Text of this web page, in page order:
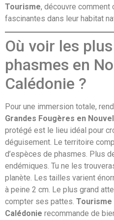
Tourisme, découvre comment
fascinantes dans leur habitat
Où voir les
phasmes en
Calédonie ?
Pour une immersion totale,
Grandes Fougères en
protégé est le lieu idéal pour
déguisement. Le territoire
d’espèces de phasmes. Plus
endémiques. Tu ne les
planète. Les tailles varient
à peine 2 cm. Le plus grand
compter ses pattes. Tourisme
Calédonie recommande de